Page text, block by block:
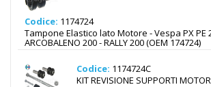
Codice: 1174724
Tampone Elastico lato Motore - Vespa PX PE
ARCOBALENO 200 - RALLY 200 (OEM 174724)
Codice: 1174724C
KIT REVISIONE SUPPORTI